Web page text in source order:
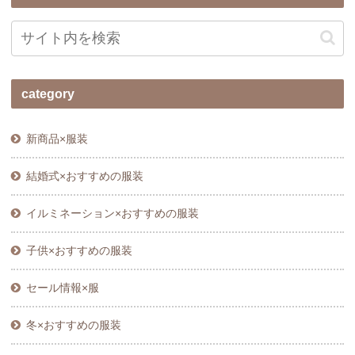
category
新商品×服装
結婚式×おすすめの服装
イルミネーション×おすすめの服装
子供×おすすめの服装
セール情報×服
冬×おすすめの服装